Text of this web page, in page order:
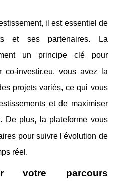
il est essentiel de
et ses partenaires. La
un principe clé pour
co-investir.eu, vous avez la
projets variés, ce qui vous
et de maximiser
De plus, la plateforme vous
pour suivre l'évolution de
réel.
votre parcours